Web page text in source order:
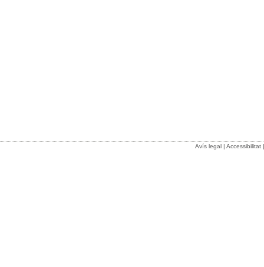
Avís legal| Accessibilitat